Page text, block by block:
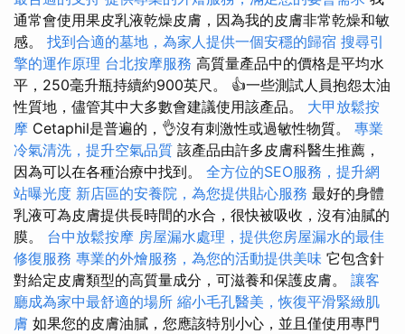
通常會使用果皮乳液乾燥皮膚，因為我的皮膚非常乾燥和敏
感。 找到合適的墓地，為家人提供一個安穩的歸宿 搜尋引
擎的運作原理 台北按摩服務 高質量產品中的價格是平均水
平，250毫升瓶持續約900英尺。 👍一些測試人員抱怨太油
性質地，儘管其中大多數會建議使用該產品。 大甲放鬆按
摩 Cetaphil是普遍的，👌沒有刺激性或過敏性物質。 專業
冷氣清洗，提升空氣品質 該產品由許多皮膚科醫生推薦，
因為可以在各種治療中找到。 全方位的SEO服務，提升網
站曝光度 新店區的安養院，為您提供貼心服務 最好的身體
乳液可為皮膚提供長時間的水合，很快被吸收，沒有油膩的
膜。 台中放鬆按摩 房屋漏水處理，提供您房屋漏水的最佳
修復服務 專業的外燴服務，為您的活動提供美味 它包含針
對給定皮膚類型的高質量成分，可滋養和保護皮膚。 讓客
廳成為家中最舒適的場所 縮小毛孔醫美，恢復平滑緊緻肌
膚 如果您的皮膚油膩，您應該特別小心，並且僅使用專門